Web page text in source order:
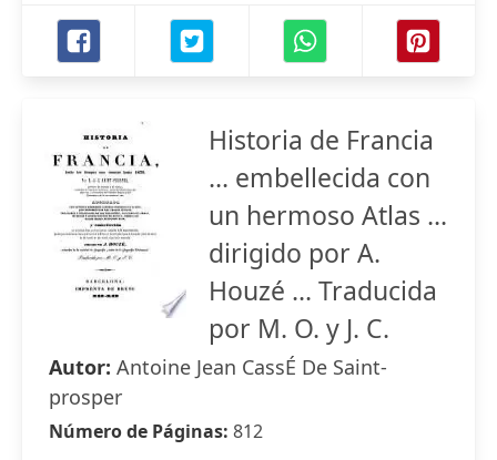
Historia de Francia
... embellecida con
un hermoso Atlas ...
dirigido por A.
Houzé ... Traducida
por M. O. y J. C.
Autor: Antoine Jean CassÉ De Saint-
prosper
Número de Páginas: 812